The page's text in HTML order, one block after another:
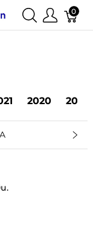
0
2020 2019